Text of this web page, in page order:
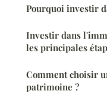
Pourquoi investir
Investir dans
les principales
Comment choisir
patrimoine ?